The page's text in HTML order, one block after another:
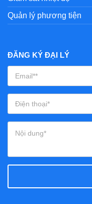
Quản lý phương tiện
ĐĂNG KÝ ĐẠI LÝ